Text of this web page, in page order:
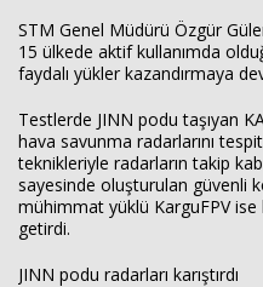
STM Genel Müdürü Özgür
15 ülkede aktif kullanımda
faydalı yükler kazandırmaya
Testlerde JINN podu taşıyan
hava savunma radarlarını
teknikleriyle radarların takip
sayesinde oluşturulan güvenli
mühimmat yüklü KarguFPV
getirdi.
JINN podu radarları karıştırdı